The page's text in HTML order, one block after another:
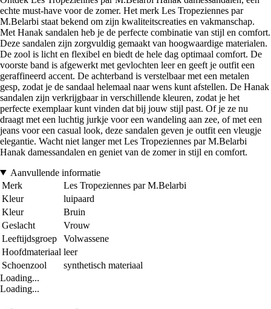
echte must-have voor de zomer. Het merk Les Tropeziennes par
M.Belarbi staat bekend om zijn kwaliteitscreaties en vakmanschap.
Met Hanak sandalen heb je de perfecte combinatie van stijl en comfort.
Deze sandalen zijn zorgvuldig gemaakt van hoogwaardige materialen.
De zool is licht en flexibel en biedt de hele dag optimaal comfort. De
voorste band is afgewerkt met gevlochten leer en geeft je outfit een
geraffineerd accent. De achterband is verstelbaar met een metalen
gesp, zodat je de sandaal helemaal naar wens kunt afstellen. De Hanak
sandalen zijn verkrijgbaar in verschillende kleuren, zodat je het
perfecte exemplaar kunt vinden dat bij jouw stijl past. Of je ze nu
draagt met een luchtig jurkje voor een wandeling aan zee, of met een
jeans voor een casual look, deze sandalen geven je outfit een vleugje
elegantie. Wacht niet langer met Les Tropeziennes par M.Belarbi
Hanak damessandalen en geniet van de zomer in stijl en comfort.
Aanvullende informatie
Merk
Les Tropeziennes par M.Belarbi
Kleur
luipaard
Kleur
Bruin
Geslacht
Vrouw
Leeftijdsgroep
Volwassene
Hoofdmateriaal leer
Schoenzool
synthetisch materiaal
Loading...
Loading...